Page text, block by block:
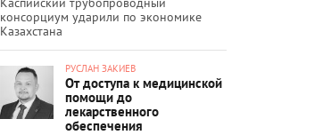
консорциум ударили по экономике
Казахстана
РУСЛАН ЗАКИЕВ
От доступа к медицинской
помощи до
лекарственного
обеспечения